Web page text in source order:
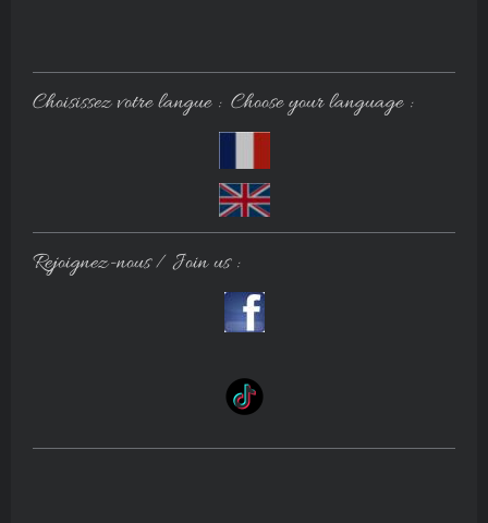
Choisissez votre langue : Choose your language :
Rejoignez-nous / Join us :